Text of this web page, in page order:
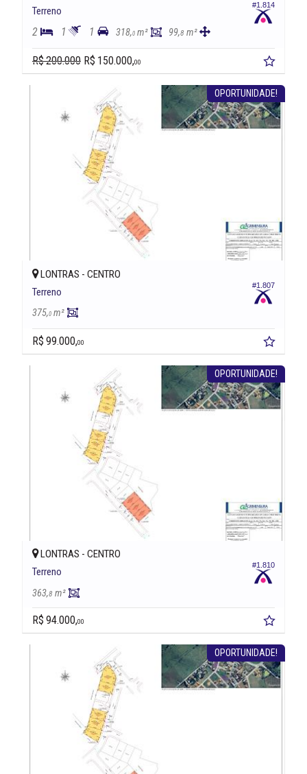
#1.814
Terreno
2 1 1 318,0 m² 99,8 m²
R$ 200.000 R$ 150.000,00
OPORTUNIDADE!
#1.807
LONTRAS - CENTRO
Terreno
375,0 m²
R$ 99.000,00
OPORTUNIDADE!
#1.810
LONTRAS - CENTRO
Terreno
363,8 m²
R$ 94.000,00
OPORTUNIDADE!